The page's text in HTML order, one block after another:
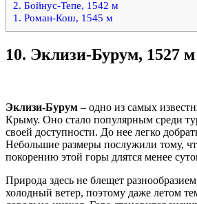
2. Бойнус-Тепе, 1542 м
1. Роман-Кош, 1545 м
10. Эклизи-Бурум, 1527 м
Эклизи-Бурум – одно из самых
Крыму. Оно стало популярным среди
своей доступности. До нее легко
Небольшие размеры послужили тому,
покорению этой горы длятся менее
Природа здесь не блещет
холодный ветер, поэтому даже летом